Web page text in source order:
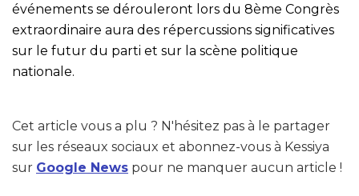
événements se dérouleront lors du 8ème Congrès
extraordinaire aura des répercussions significatives
sur le futur du parti et sur la scène politique
nationale.
Cet article vous a plu ? N'hésitez pas à le partager
sur les réseaux sociaux et abonnez-vous à Kessiya
sur Google News pour ne manquer aucun article !